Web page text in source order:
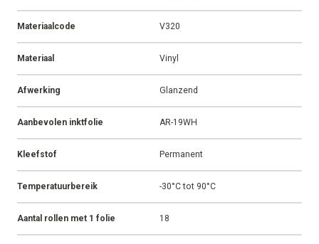
Materiaalcode V320
Materiaal Vinyl
Afwerking Glanzend
Aanbevolen inktfolie AR-19WH
Kleefstof Permanent
Temperatuurbereik -30°C tot 90°C
Aantal rollen met 1 folie 18